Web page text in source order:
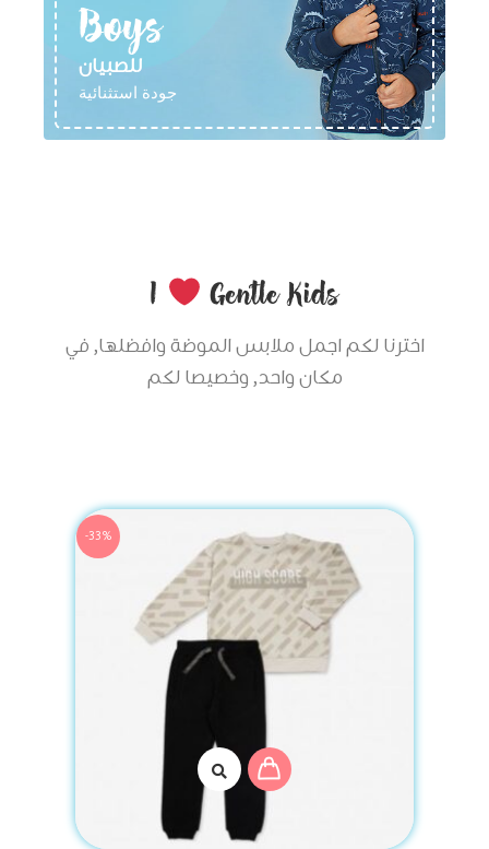
Boys
للصبيان
جودة استثنائية
I Gentle Kids
اخترنا لكم اجمل ملابس الموضة وافضلها, في
مكان واحد, وخصيصا لكم
-33%